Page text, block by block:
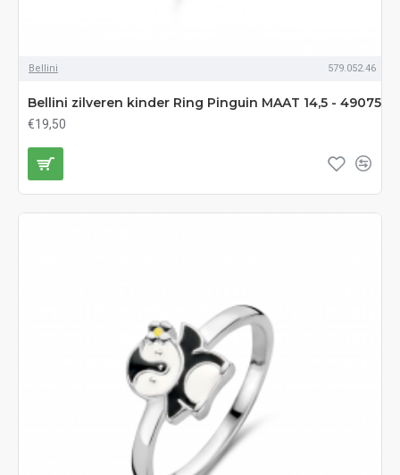
Bellini 579.052.46
Bellini zilveren kinder Ring Pinguin MAAT 14,5 - 49075
€19,50